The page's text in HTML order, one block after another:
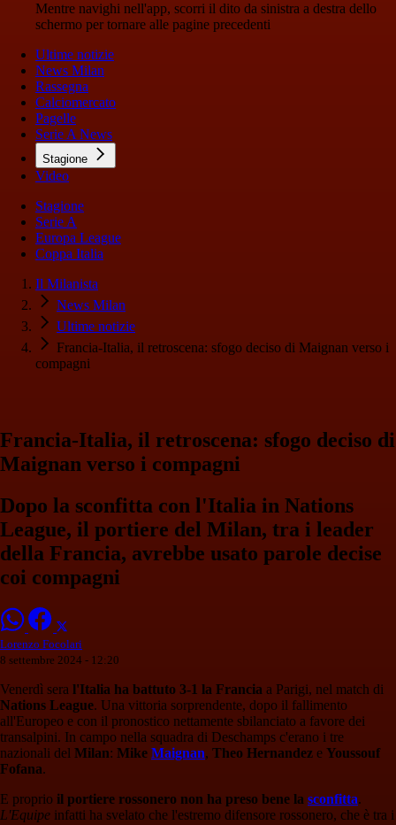
Mentre navighi nell'app, scorri il dito da sinistra a destra dello
schermo per tornare alle pagine precedenti
Ultime notizie
News Milan
Rassegna
Calciomercato
Pagelle
Serie A News
Stagione
Video
Stagione
Serie A
Europa League
Coppa Italia
Il Milanista
News Milan
Ultime notizie
Francia-Italia, il retroscena: sfogo deciso di Maignan verso i
compagni
Francia-Italia, il retroscena: sfogo deciso di
Maignan verso i compagni
Dopo la sconfitta con l'Italia in Nations
League, il portiere del Milan, tra i leader
della Francia, avrebbe usato parole decise
coi compagni
Lorenzo Focolari
8 settembre 2024 - 12:20
Venerdì sera l'Italia ha battuto 3-1 la Francia a Parigi, nel match di
Nations League. Una vittoria sorprendente, dopo il fallimento
all'Europeo e con il pronostico nettamente sbilanciato a favore dei
transalpini. In campo nella squadra di Deschamps c'erano i tre
nazionali del Milan: Mike Maignan, Theo Hernandez e Youssouf
Fofana.
E proprio il portiere rossonero non ha preso bene la sconfitta.
L'Equipe infatti ha svelato che l'estremo difensore rossonero, che è tra i